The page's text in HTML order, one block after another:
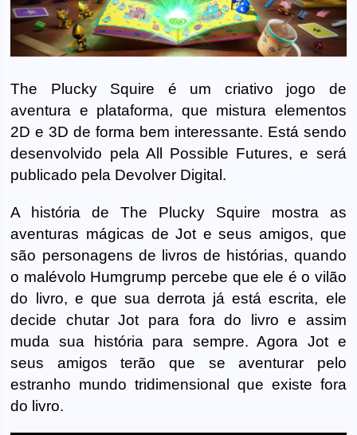
The Plucky Squire é um criativo jogo de
aventura e plataforma, que mistura elementos
2D e 3D de forma bem interessante. Está sendo
desenvolvido pela All Possible Futures, e será
publicado pela Devolver Digital.
A história de The Plucky Squire mostra as
aventuras mágicas de Jot e seus amigos, que
são personagens de livros de histórias, quando
o malévolo Humgrump percebe que ele é o vilão
do livro, e que sua derrota já está escrita, ele
decide chutar Jot para fora do livro e assim
muda sua história para sempre. Agora Jot e
seus amigos terão que se aventurar pelo
estranho mundo tridimensional que existe fora
do livro.